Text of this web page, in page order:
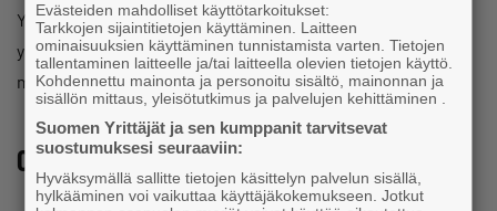
Yrityksessä nähdään tärkeänä myös hyvinvointialan
yrittäjyys-, myynti- ja
markkinointitaitojen kehittäminen.
Oma kokemus koehoidosta
Evästeiden mahdolliset käyttötarkoitukset:
Tarkkojen sijaintitietojen käyttäminen. Laitteen
ominaisuuksien käyttäminen tunnistamista varten. Tietojen
tallentaminen laitteelle ja/tai laitteella olevien tietojen käyttö.
Kohdennettu mainonta ja personoitu sisältö, mainonnan ja
sisällön mittaus, yleisötutkimus ja palvelujen kehittäminen .
Suomen Yrittäjät ja sen kumppanit tarvitsevat
suostumuksesi seuraaviin:
Hyväksymällä sallitte tietojen käsittelyn palvelun sisällä,
hylkääminen voi vaikuttaa käyttäjäkokemukseen. Jotkut